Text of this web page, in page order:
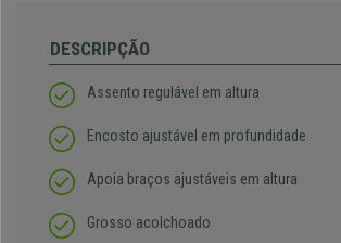
DESCRIPÇÃO
Assento regulável em altura
Encosto ajustável em profundidade
Apoia braços ajustáveis em altura
Grosso acolchoado